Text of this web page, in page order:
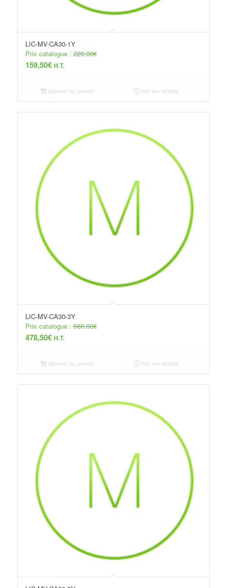
LIC-MV-CA30-1Y
Prix catalogue :220,00€
159,50€ H.T.
Ajouter au panier Voir les détails
LIC-MV-CA30-3Y
Prix catalogue :660,00€
478,50€ H.T.
Ajouter au panier Voir les détails